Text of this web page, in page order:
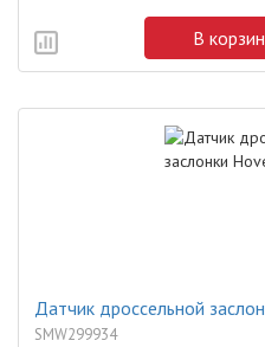
В
Датчик дроссельной
SMW299934